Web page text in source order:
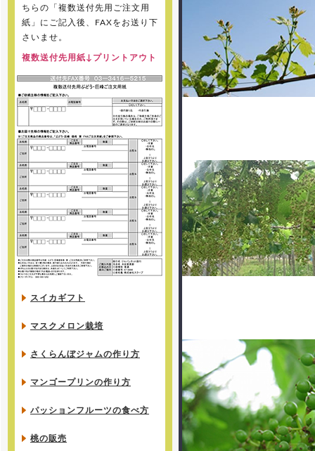
ちらの「複数送付先用ご注文用
紙」にご記入後、FAXをお送り下
さいませ。
複数送付先用紙↓プリントアウト
スイカギフト
マスクメロン栽培
さくらんぼジャムの作り方
マンゴープリンの作り方
パッションフルーツの食べ方
桃の販売